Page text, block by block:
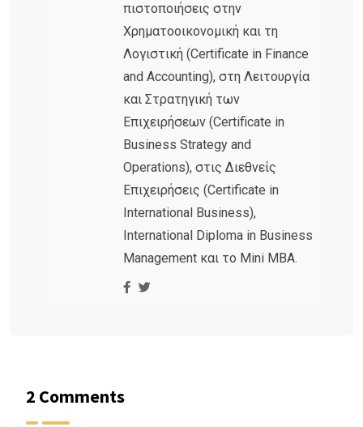
πιστοποιήσεις στην
Χρηματοοικονομική και τη
Λογιστική (Certificate in Finance
and Accounting), στη Λειτουργία
και Στρατηγική των
Επιχειρήσεων (Certificate in
Business Strategy and
Operations), στις Διεθνείς
Επιχειρήσεις (Certificate in
International Business),
International Diploma in Business
Management και το Mini MBA.
2 Comments